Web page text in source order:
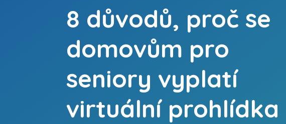
8 důvodů, proč se
domovům pro
seniory vyplatí
virtuální prohlídka